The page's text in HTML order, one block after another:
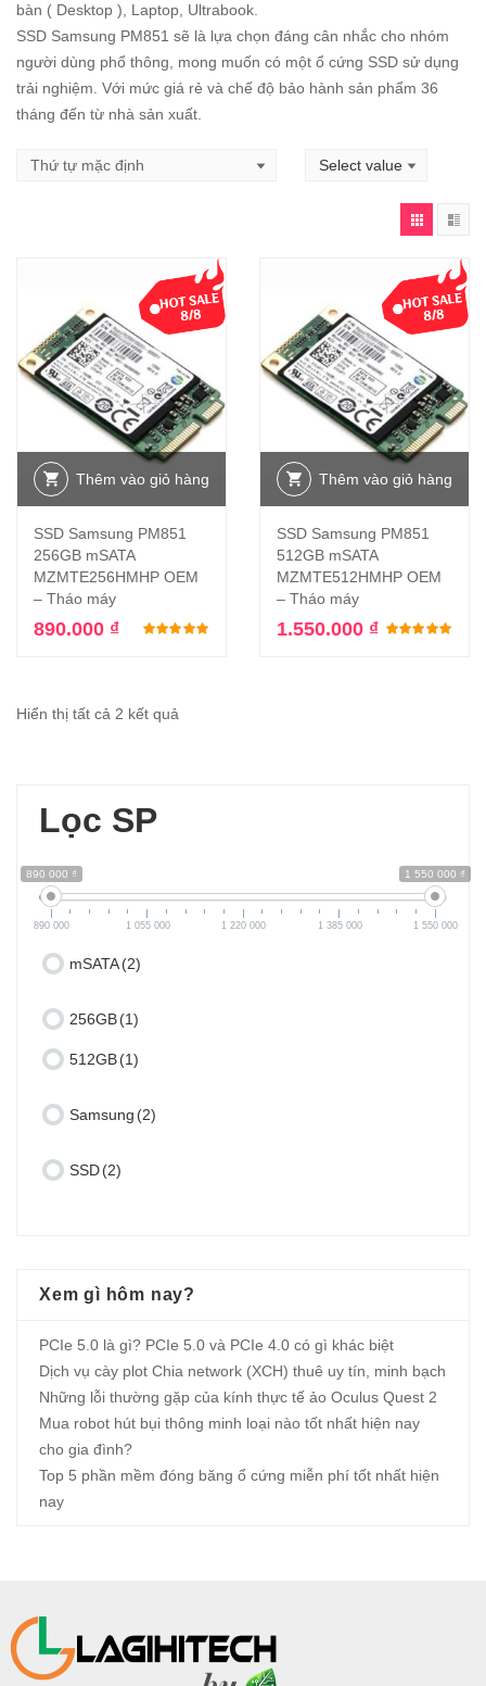
bàn ( Desktop ), Laptop, Ultrabook.
SSD Samsung PM851 sẽ là lựa chọn đáng cân nhắc cho nhóm
người dùng phổ thông, mong muốn có một ổ cứng SSD sử dụng
trải nghiệm. Với mức giá rẻ và chế độ bảo hành sản phẩm 36
tháng đến từ nhà sản xuất.
Thêm vào giỏ hàng
SSD Samsung PM851
256GB mSATA
MZMTE256HMHP OEM
– Tháo máy
890.000 ₫ Được xếp hạng5.005 sao
Thêm vào giỏ hàng
SSD Samsung PM851
512GB mSATA
MZMTE512HMHP OEM
– Tháo máy
1.550.000 ₫
Hiển thị tất cả 2 kết quả
Lọc SP
890 000 ₫ 1 550 000 ₫
890 000 1 055 000 1 220 000 1 385 000 1 550 000
mSATA(2)
256GB(1)
512GB(1)
Samsung (2)
SSD(2)
Xem gì hôm nay?
PCIe 5.0 là gì? PCIe 5.0 và PCIe 4.0 có gì khác biệt
Dịch vụ cày plot Chia network (XCH) thuê uy tín, minh bạch
Những lỗi thường gặp của kính thực tế ảo Oculus Quest 2
Mua robot hút bụi thông minh loại nào tốt nhất hiện nay
cho gia đình?
Top 5 phần mềm đóng băng ổ cứng miễn phí tốt nhất hiện
nay